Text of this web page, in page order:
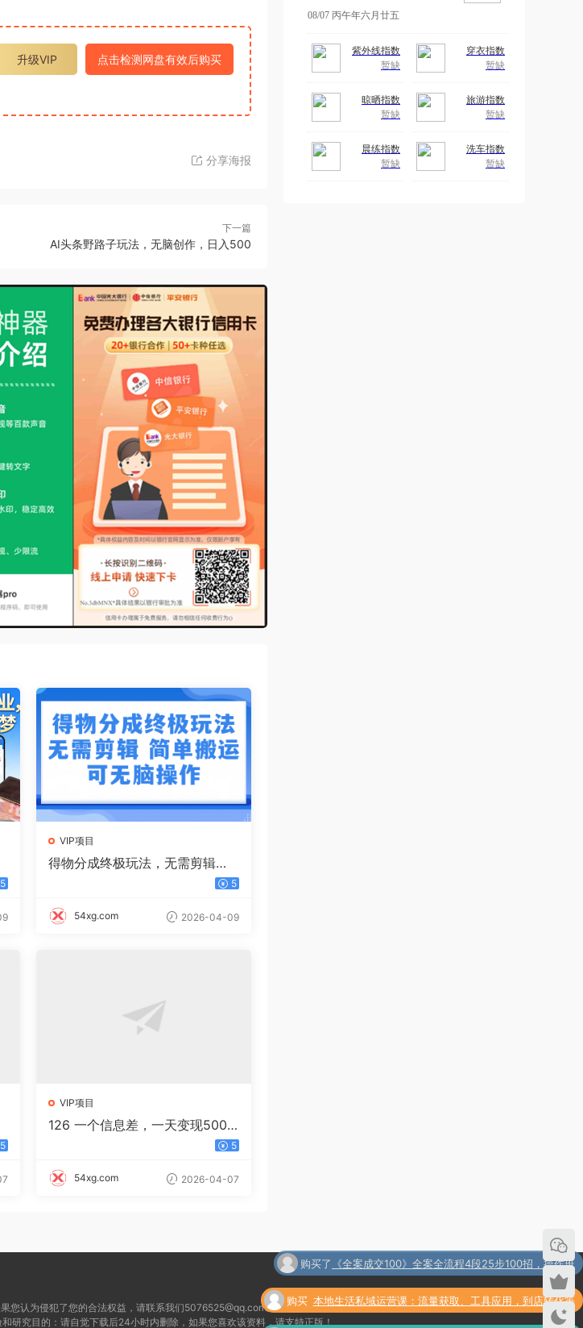
升级VIP 点击检测网盘有效后购买
分享海报
下一篇
AI头条野路子玩法，无脑创作，日入500
5
VIP项目
得物分成终极玩法，无需剪辑，
5
54xg.com 2026-04-09
5
VIP项目
126 一个信息差，一天变现500
+，需求量大，复购强，无需任何
5
54xg.com 2026-04-07
您认为侵犯了您的合法权益，请联系我们5076525@qq.com删除！
研究目的：请自觉下载后24小时内删除，如果您喜欢该资料，请支特正版！
购买
了
本地生活私域运营课：流量获取、工具应用，到店转化等
全方位教学
购买
了
爆火AI"幽灵娘"，熟练运用AI工具，日引500+色粉，后
端变现1W+